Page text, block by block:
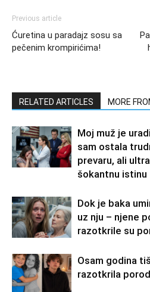
Previous article
Ćuretina u paradajz sosu sa
pečenim krompirićima!
RELATED ARTICLES MORE
Moj muž je
sam ostala
prevaru, ali
šokantnu istinu
Dok je baka
uz nju – njene
razotkrile su
Osam godina
razotkrila